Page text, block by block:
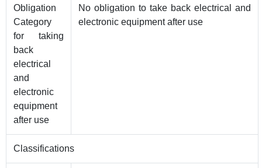
Obligation
Category
for taking
back
electrical
and
electronic
equipment
after use
No obligation to take back electrical and
electronic equipment after use
Classifications